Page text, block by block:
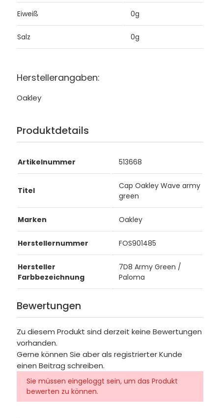
Eiweiß 0g
Salz 0g
Herstellerangaben:
Oakley
Produktdetails
Artikelnummer 513668
Titel
Cap Oakley Wave army
green
Marken Oakley
Herstellernummer FOS901485
Hersteller
Farbbezeichnung
7D8 Army Green /
Paloma
Bewertungen
Zu diesem Produkt sind derzeit keine Bewertungen
vorhanden.
Gerne können Sie aber als registrierter Kunde
einen Beitrag schreiben.
Sie müssen eingeloggt sein, um das Produkt
bewerten zu können.